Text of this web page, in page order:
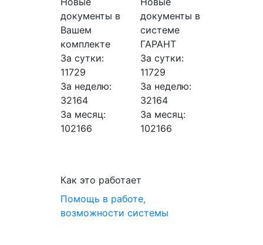
документы в
Вашем
комплекте
За сутки:
11729
За неделю:
32164
За месяц:
102166
документы в
системе
ГАРАНТ
За сутки:
11729
За неделю:
32164
За месяц:
102166
Как это работает
Помощь в работе,
возможности системы